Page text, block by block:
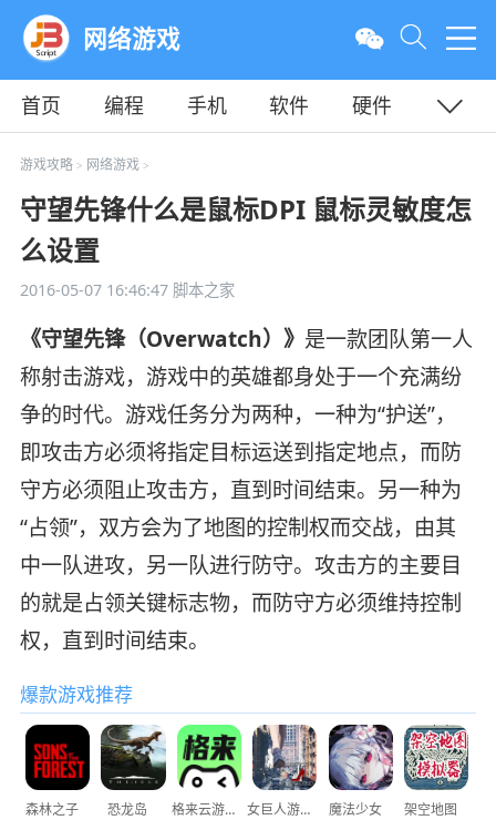
网络游戏
首页 编程 手机 软件
硬件
教程
平面
游戏攻略> 网络游戏>
守望先锋什么是鼠标DPI 鼠标灵敏度怎
么设置
2016-05-07 16:46:47脚本之家
《守望先锋（Overwatch）》 是一款团队第一人
称射击游戏，游戏中的英雄都身处于一个充满纷
争的时代。游戏任务分为两种，一种为“护送”，
即攻击方必须将指定目标运送到指定地点，而防
守方必须阻止攻击方，直到时间结束。另一种为
“占领”，双方会为了地图的控制权而交战，由其
中一队进攻，另一队进行防守。攻击方的主要目
的就是占领关键标志物，而防守方必须维持控制
权，直到时间结束。
爆款游戏推荐
森林之子 恐龙岛 格来云游戏 女巨人游乐场 魔法少女 架空地图